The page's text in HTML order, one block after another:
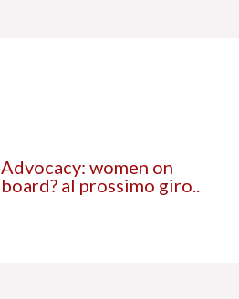
Advocacy: women on
board? al prossimo giro..